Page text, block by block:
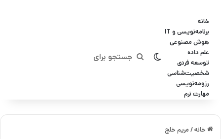
خانه
برنامه‌نویسی و IT
هوش مصنوعی
علم داده
توسعه فردی
شخصیت‌شناسی
رزومه‌نویسی
مهارت نرم
تغییر پوسته
جستجو
خانه/ مریم خلج